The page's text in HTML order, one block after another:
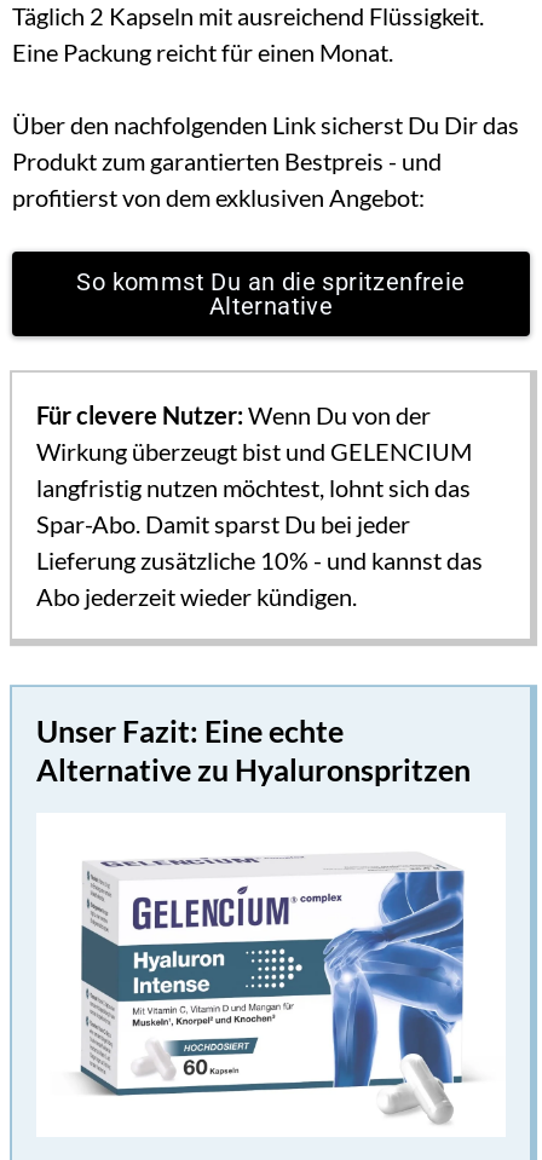
Täglich 2 Kapseln mit ausreichend Flüssigkeit.
Eine Packung reicht für einen Monat.
Über den nachfolgenden Link sicherst Du Dir das
Produkt zum garantierten Bestpreis - und
profitierst von dem exklusiven Angebot:
So kommst Du an die spritzenfreie
Alternative
Für clevere Nutzer: Wenn Du von der
Wirkung überzeugt bist und GELENCIUM
langfristig nutzen möchtest, lohnt sich das
Spar-Abo. Damit sparst Du bei jeder
Lieferung zusätzliche 10% - und kannst das
Abo jederzeit wieder kündigen.
Unser Fazit: Eine echte
Alternative zu Hyaluronspritzen